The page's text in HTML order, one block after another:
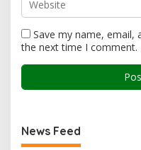
Save my name, email,
the next time I comment.
News Feed